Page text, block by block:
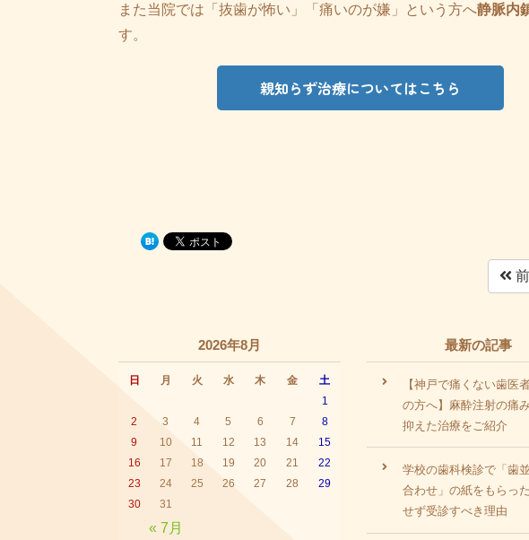
また当院では「抜歯が怖い」「痛いのが嫌」という方へ静脈内
す。
親知らず治療についてはこちら
2026年8月
日 月 火 水 木 金 土
« 7月
1
2
3 4 5 6 7
8
9
10 11 12 13 14
15
16
17 18 19 20 21
22
23
24 25 26 27 28
29
30
31
最新の記事
【神戸で痛くない歯医
の方へ】麻酔注射の痛
抑えた治療をご紹介
学校の歯科検診で「歯
合わせ」の紙をもらっ
せず受診すべき理由